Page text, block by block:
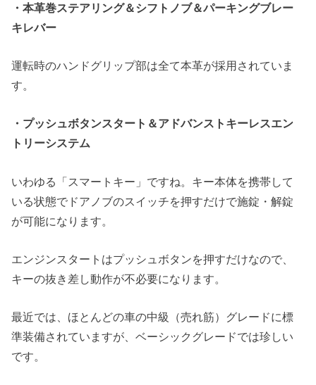
・本革巻ステアリング＆シフトノブ＆パーキングブレー
キレバー
運転時のハンドグリップ部は全て本革が採用されていま
す。
・プッシュボタンスタート＆アドバンストキーレスエン
トリーシステム
いわゆる「スマートキー」ですね。キー本体を携帯して
いる状態でドアノブのスイッチを押すだけで施錠・解錠
が可能になります。
エンジンスタートはプッシュボタンを押すだけなので、
キーの抜き差し動作が不必要になります。
最近では、ほとんどの車の中級（売れ筋）グレードに標
準装備されていますが、ベーシックグレードでは珍しい
です。